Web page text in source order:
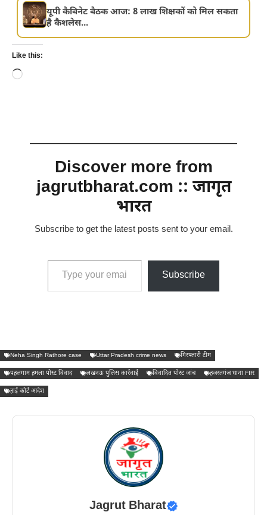
यूपी कैबिनेट बैठक आज: 8 लाख शिक्षकों को मिल सकता
है कैशलेस...
Like this:
Loading…
Discover more from
jagrutbharat.com :: जागृत
भारत
Subscribe to get the latest posts sent to your email.
Type your email…
Subscribe
Neha Singh Rathore case Uttar Pradesh crime news गिरफ्तारी टीम
पहलगाम हमला पोस्ट विवाद लखनऊ पुलिस कार्रवाई विवादित पोस्ट जांच हजरतगंज थाना FIR
हाई कोर्ट आदेश
Jagrut Bharat